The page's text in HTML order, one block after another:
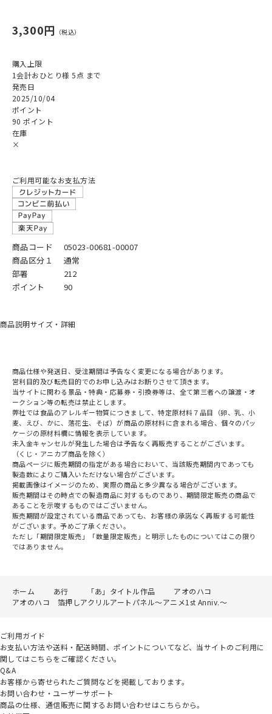
3,300円
購入上限
1会計おひとり様 5点 まで
発売日
2025/10/04
ポイント
90 ポイント
在庫
×
ご利用可能なお支払方法
商品コード
05023-00681-00007
商品区分１
通常
部署
212
ポイント
90
商品説明サイズ・詳細
商品仕様や発送日、受注期間は予告なく変更になる場合があります。
営利目的及び転売目的でのお申し込みはお断りさせて頂きます。
当サイトに関わる景品・特典・応募券・引換券等は、全て第三者への譲渡・オ
ークション等の転売は禁止とします。
弊社では食品のアレルギー物質につきまして、特定原材料７品目（卵、乳、小
麦、えび、かに、落花生、そば）が商品の原材料に含まれる場合、個々のパッ
ケージの原材料欄に情報を表示しています。
未入金キャンセルが発生した場合は予告なく再販売することがございます。
（くじ・アニカプ商品を除く）
商品ページに販売期間の指定がある場合において、当該販売期間内であっても
製造数によりご購入いただけない場合がございます。
掲載画像はイメージのため、実際の商品と多少異なる場合がございます。
販売期間はその時点での製造商品に対するものであり、期間限定販売の商品で
あることを示唆するものではございません。
販売期間が設定されている商品であっても、お客様の承諾なく再販する可能性
がございます。予めご了承ください。
ただし「期間限定販売」「数量限定販売」と明示したものについてはこの限り
ではありません。
ホーム あ行 「あ」タイトル作品
アオのハコ
アオのハコ 箔押しアクリルアートパネル～アニメ1st Anniv.～
ご利用ガイド
お支払い方法や送料・配送時間、ポイントについてなど、当サイトのご利用に
関してはこちらをご確認ください。
Q&A
お客様から寄せられたご質問などを掲載しております。
お問い合わせ・ユーザーサポート
商品の仕様、通信販売に関するお問い合わせはこちらから。